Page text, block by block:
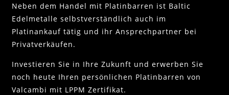
Neben dem Handel mit Platinbarren ist Baltic
Edelmetalle selbstverständlich auch im
Platinankauf tätig und ihr Ansprechpartner bei
Privatverkäufen.
Investieren Sie in Ihre Zukunft und erwerben Sie
noch heute Ihren persönlichen Platinbarren von
Valcambi mit LPPM Zertifikat.